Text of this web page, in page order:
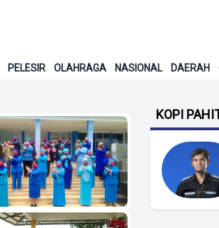
PELESIR OLAHRAGA NASIONAL DAERAH
KOPI